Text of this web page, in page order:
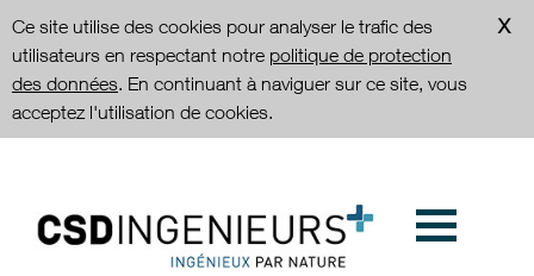
Ce site utilise des cookies pour analyser le trafic des
utilisateurs en respectant notre politique de protection
des données. En continuant à naviguer sur ce site, vous
acceptez l'utilisation de cookies.